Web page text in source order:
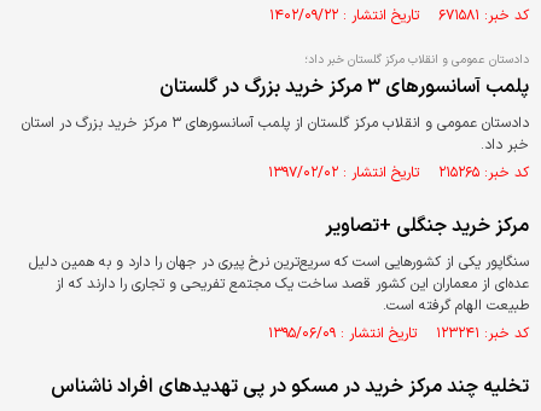
کد خبر: ۶۷۱۵۸۱ تاریخ انتشار : ۱۴۰۲/۰۹/۲۲
دادستان عمومی و انقلاب مرکز گلستان خبر داد؛
پلمب آسانسورهای ۳ مرکز خرید بزرگ در گلستان
دادستان عمومی و انقلاب مرکز گلستان از پلمب آسانسورهای ۳ مرکز خرید بزرگ در استان
خبر داد.
کد خبر: ۲۱۵۲۶۵ تاریخ انتشار : ۱۳۹۷/۰۲/۰۲
مرکز خرید جنگلی +تصاویر
سنگاپور یکی از کشورهایی است که سریع‌ترین نرخ پیری در جهان را دارد و به همین دلیل
عده‌ای از معماران این کشور قصد ساخت یک مجتمع تفریحی و تجاری را دارند که از
طبیعت الهام گرفته است.
کد خبر: ۱۲۳۲۴۱ تاریخ انتشار : ۱۳۹۵/۰۶/۰۹
تخلیه چند مرکز خرید در مسکو در پی تهدیدهای افراد ناشناس